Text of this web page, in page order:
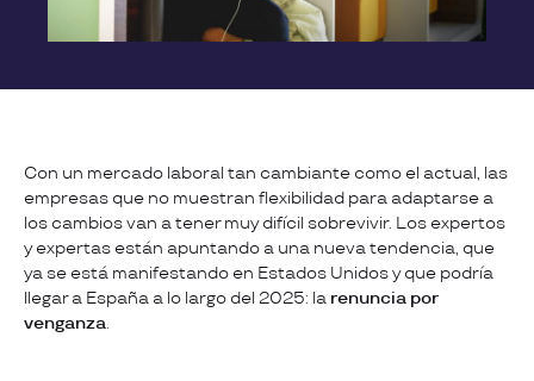
Con un mercado laboral tan cambiante como el actual, las
empresas que no muestran flexibilidad para adaptarse a
los cambios van a tener muy difícil sobrevivir. Los expertos
y expertas están apuntando a una nueva tendencia, que
ya se está manifestando en Estados Unidos y que podría
llegar a España a lo largo del 2025: la renuncia por
venganza.